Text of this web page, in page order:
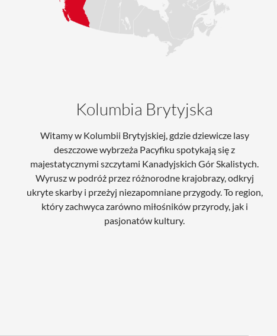
Kolumbia Brytyjska
Witamy w Kolumbii Brytyjskiej, gdzie dziewicze lasy
deszczowe wybrzeża Pacyfiku spotykają się z
majestatycznymi szczytami Kanadyjskich Gór Skalistych.
Wyrusz w podróż przez różnorodne krajobrazy, odkryj
ukryte skarby i przeżyj niezapomniane przygody. To region,
który zachwyca zarówno miłośników przyrody, jak i
pasjonatów kultury.